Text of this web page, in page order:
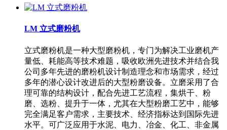
LM 立式磨粉机
立式磨粉机是一种大型磨粉机，专门为解决工业磨机产
量低、耗能高等技术难题，吸收欧洲先进技术并结合我
公司多年先进的磨粉机设计制造理念和市场需求，经过
多年的潜心设计改进后的大型粉磨设备。立磨采用了合
理可靠的结构设计，配合先进工艺流程，集烘干、粉
磨、选粉、提升于一体，尤其在大型粉磨工艺中，能够
完全满足客户需求，主要技术、经济指标达到国际先进
水平。可广泛应用于水泥、电力、冶金、化工、非金属